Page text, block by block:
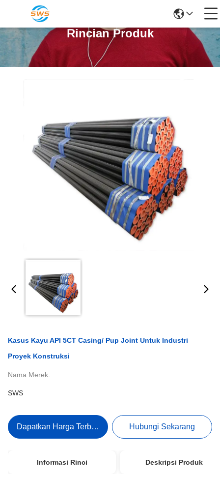
Rincian Produk
Kasus Kayu API 5CT Casing/ Pup Joint Untuk Industri
Proyek Konstruksi
Nama Merek:
SWS
Dapatkan Harga Terbaik Hubungi Sekarang
Informasi Rinci Deskripsi Produk